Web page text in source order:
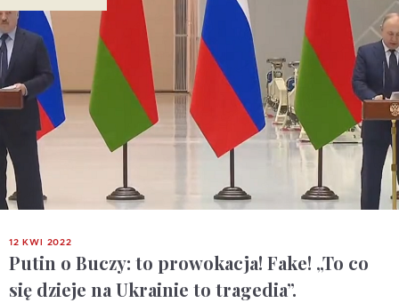
12 KWI 2022
Putin o Buczy: to prowokacja! Fake! „To co
się dzieje na Ukrainie to tragedia”.